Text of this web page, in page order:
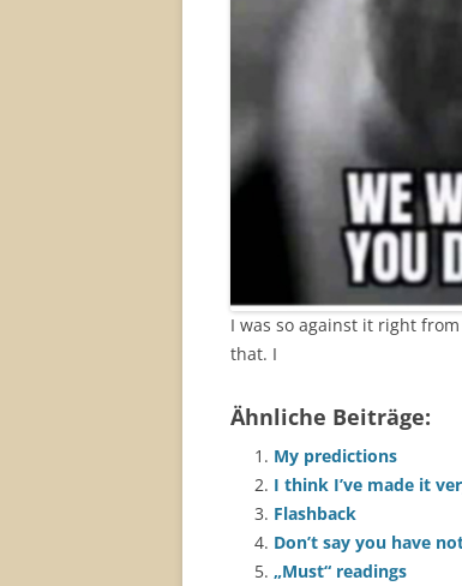
I was so against it right
that. I
Ähnliche Beiträge:
My predictions
I think I’ve made it
Flashback
Don’t say you have
„Must“ readings